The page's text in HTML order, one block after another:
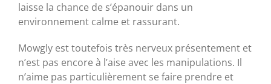
laisse la chance de s’épanouir dans un
environnement calme et rassurant.
Mowgly est toutefois très nerveux présentement et
n’est pas encore à l’aise avec les manipulations. Il
n’aime pas particulièrement se faire prendre et